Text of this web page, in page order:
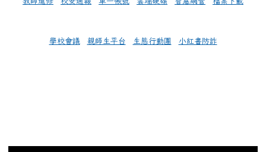
學校會議 親師生平台 生態行動團 小紅書防詐